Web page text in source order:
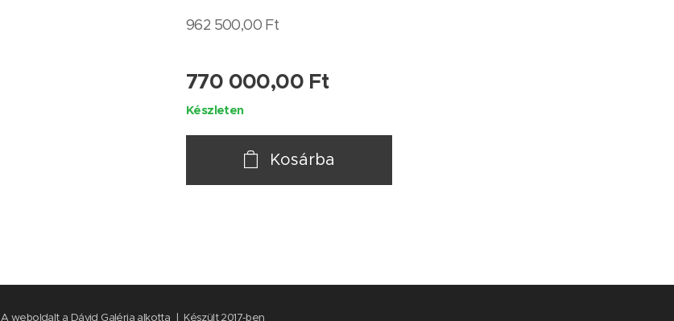
962 500,00 Ft
770 000,00 Ft
Készleten
Kosárba
A weboldalt a Dávid Galéria alkotta | Készült 2017-ben